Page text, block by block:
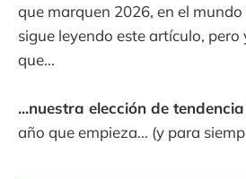
que marquen 2026, en el
sigue leyendo este artículo,
que...
...nuestra elección de
año que empieza... (y para